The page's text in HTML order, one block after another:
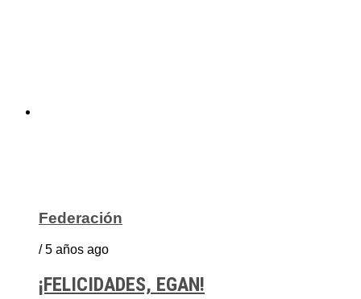
Federación
/ 5 años ago
¡FELICIDADES, EGAN!